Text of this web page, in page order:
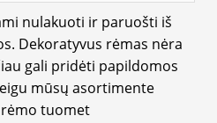
nulakuoti ir paruošti iš
Dekoratyvus rėmas nėra
gali pridėti papildomos
mūsų asortimente
tuomet